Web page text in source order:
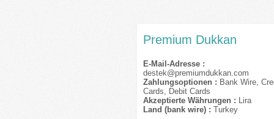
Premium Dukkan
E-Mail-Adresse :
destek@premiumdukkan.com
Zahlungsoptionen : Bank Wire,
Cards, Debit Cards
Akzeptierte Währungen : Lira
Land (bank wire) :Turkey